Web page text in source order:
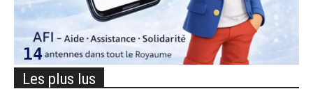
Les plus lus